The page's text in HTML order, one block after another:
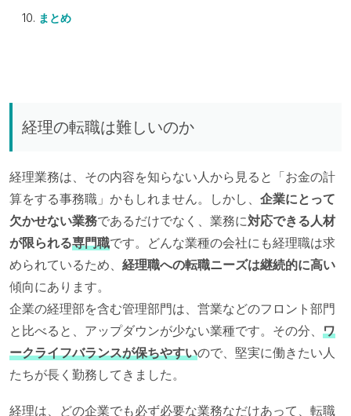
まとめ
経理の転職は難しいのか
経理業務は、その内容を知らない人から見ると「お金の計
算をする事務職」かもしれません。しかし、 企業にとって
欠かせない業務であるだけでなく、業務に対応できる人材
が限られる専門職です。どんな業種の会社にも経理職は求
められているため、 経理職への転職ニーズは継続的に高い
傾向にあります。
企業の経理部を含む管理部門は、営業などのフロント部門
と比べると、アップダウンが少ない業種です。その分、 ワ
ークライフバランスが保ちやすいので、堅実に働きたい人
たちが長く勤務してきました。
経理は、どの企業でも必ず必要な業務なだけあって、転職